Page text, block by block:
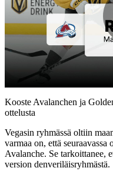
Kooste Avalanchen ja
ottelusta
Vegasin ryhmässä oltiin
varmaa on, että seuraavassa
Avalanche. Se tarkoittanee,
version denveriläisryhmästä.